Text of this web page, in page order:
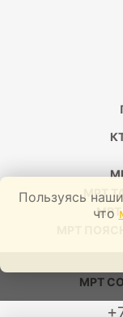
МРТ
МРТ
МРТ
МРТ
Пользуясь
что